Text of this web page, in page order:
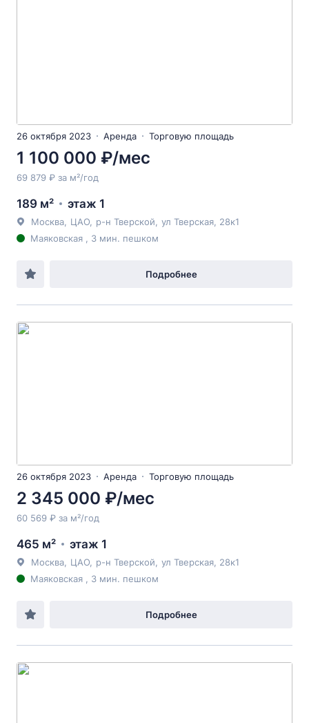
26 октября 2023 Аренда Торговую площадь
1 100 000 ₽/мес
69 879 ₽ за м²/год
189 м² этаж 1
Москва ЦАО р-н Тверской ул Тверская , 28к1
Маяковская , 3 мин. пешком
Подробнее
26 октября 2023 Аренда Торговую площадь
2 345 000 ₽/мес
60 569 ₽ за м²/год
465 м² этаж 1
Москва ЦАО р-н Тверской ул Тверская , 28к1
Маяковская , 3 мин. пешком
Подробнее